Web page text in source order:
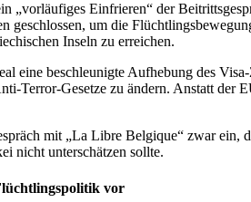
„vorläufiges Einfrieren“ der
geschlossen, um die
Inseln zu erreichen.
eine beschleunigte Aufhebung des
Terror-Gesetze zu ändern. Anstatt
mit „La Libre Belgique“ zwar
nicht unterschätzen sollte.
vor